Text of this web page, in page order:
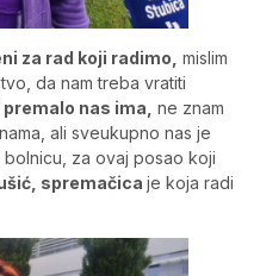
za rad koji radimo, mislim
da nam treba vratiti
premalo nas ima, ne znam
ali sveukupno nas je
za ovaj posao koji
spremačica je koja radi